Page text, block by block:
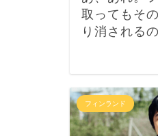
取ってもそ
り消される
フィンランド